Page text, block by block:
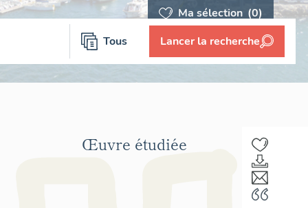
Ma sélection (0)
Tous Lancer la recherche
Œuvre étudiée